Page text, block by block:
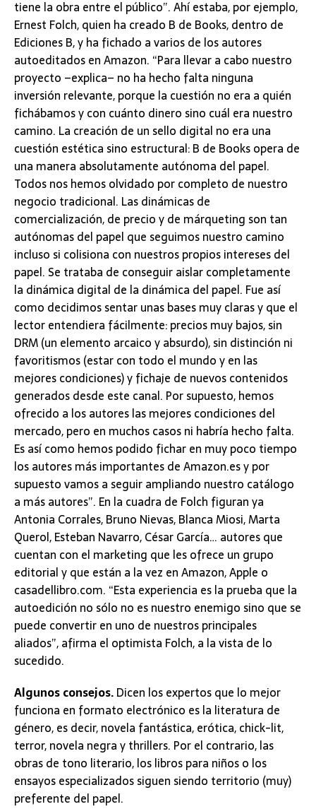
tiene la obra entre el público”. Ahí estaba, por ejemplo,
Ernest Folch, quien ha creado B de Books, dentro de
Ediciones B, y ha fichado a varios de los autores
autoeditados en Amazon. “Para llevar a cabo nuestro
proyecto –explica– no ha hecho falta ninguna
inversión relevante, porque la cuestión no era a quién
fichábamos y con cuánto dinero sino cuál era nuestro
camino. La creación de un sello digital no era una
cuestión estética sino estructural: B de Books opera de
una manera absolutamente autónoma del papel.
Todos nos hemos olvidado por completo de nuestro
negocio tradicional. Las dinámicas de
comercialización, de precio y de márqueting son tan
autónomas del papel que seguimos nuestro camino
incluso si colisiona con nuestros propios intereses del
papel. Se trataba de conseguir aislar completamente
la dinámica digital de la dinámica del papel. Fue así
como decidimos sentar unas bases muy claras y que el
lector entendiera fácilmente: precios muy bajos, sin
DRM (un elemento arcaico y absurdo), sin distinción ni
favoritismos (estar con todo el mundo y en las
mejores condiciones) y fichaje de nuevos contenidos
generados desde este canal. Por supuesto, hemos
ofrecido a los autores las mejores condiciones del
mercado, pero en muchos casos ni habría hecho falta.
Es así como hemos podido fichar en muy poco tiempo
los autores más importantes de Amazon.es y por
supuesto vamos a seguir ampliando nuestro catálogo
a más autores”. En la cuadra de Folch figuran ya
Antonia Corrales, Bruno Nievas, Blanca Miosi, Marta
Querol, Esteban Navarro, César García… autores que
cuentan con el marketing que les ofrece un grupo
editorial y que están a la vez en Amazon, Apple o
casadellibro.com. “Esta experiencia es la prueba que la
autoedición no sólo no es nuestro enemigo sino que se
puede convertir en uno de nuestros principales
aliados”, afirma el optimista Folch, a la vista de lo
sucedido.
Algunos consejos.Dicen los expertos que lo mejor
funciona en formato electrónico es la literatura de
género, es decir, novela fantástica, erótica, chick-lit,
terror, novela negra y thrillers. Por el contrario, las
obras de tono literario, los libros para niños o los
ensayos especializados siguen siendo territorio (muy)
preferente del papel.